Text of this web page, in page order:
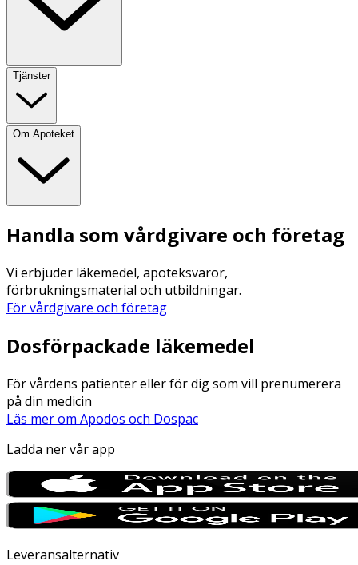
Tjänster
Om Apoteket
Handla som vårdgivare och företag
Vi erbjuder läkemedel, apoteksvaror,
förbrukningsmaterial och utbildningar.
För vårdgivare och företag
Dosförpackade läkemedel
För vårdens patienter eller för dig som vill prenumerera
på din medicin
Läs mer om Apodos och Dospac
Ladda ner vår app
Leveransalternativ